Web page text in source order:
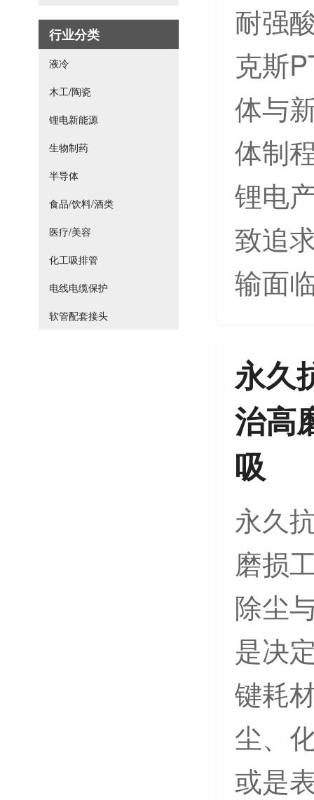
行业分类
液冷
木工/陶瓷
锂电新能源
生物制药
半导体
食品/饮料/酒类
医疗/美容
化工吸排管
电线电缆保护
软管配套接头
耐强
克斯
体与
体制
锂电
致追
输面
永久
治高
吸
永久
磨损
除尘
是决
键耗
尘、
或是